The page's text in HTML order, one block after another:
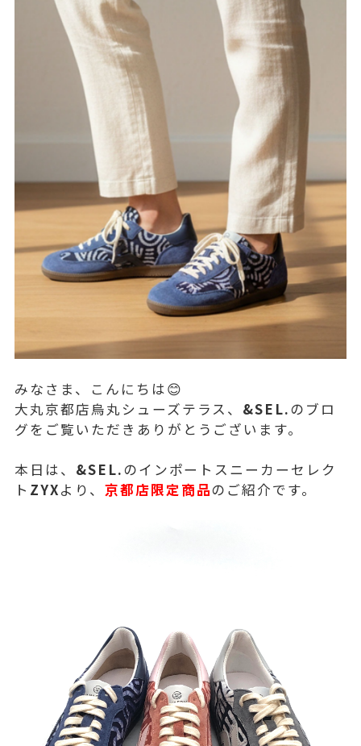
みなさま、こんにちは😊
大丸京都店烏丸シューズテラス、 &SEL.のブロ
グをご覧いただきありがとうございます。
本日は、 &SEL.のインポートスニーカーセレク
ト ZYXより、 京都店限定商品のご紹介です。